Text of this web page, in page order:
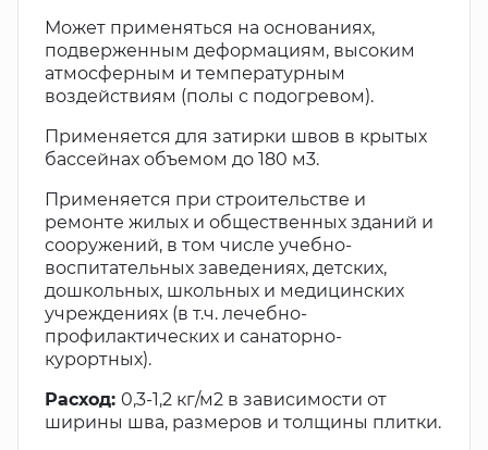
Может применяться на основаниях,
подверженным деформациям, высоким
атмосферным и температурным
воздействиям (полы с подогревом).
Применяется для затирки швов в крытых
бассейнах объемом до 180 м3.
Применяется при строительстве и
ремонте жилых и общественных зданий и
сооружений, в том числе учебно-
воспитательных заведениях, детских,
дошкольных, школьных и медицинских
учреждениях (в т.ч. лечебно-
профилактических и санаторно-
курортных).
Расход: 0,3-1,2 кг/м2 в зависимости от
ширины шва, размеров и толщины плитки.